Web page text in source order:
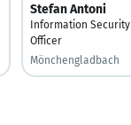
Stefan Antoni
Information Security
Officer
Mönchengladbach